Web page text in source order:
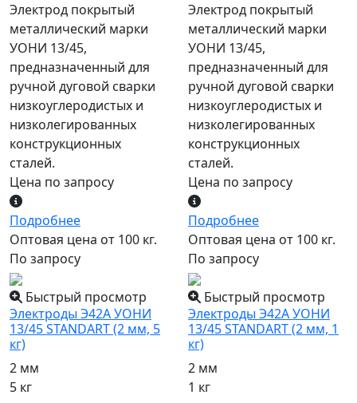
Электрод покрытый
металлический марки
УОНИ 13/45,
предназначенный для
ручной дуговой сварки
низкоуглеродистых и
низколегированных
конструкционных
сталей.
Цена по запросу
Подробнее
Оптовая цена от 100 кг.
По запросу
Электрод покрытый
металлический марки
УОНИ 13/45,
предназначенный для
ручной дуговой сварки
низкоуглеродистых и
низколегированных
конструкционных
сталей.
Цена по запросу
Подробнее
Оптовая цена от 100 кг.
По запросу
Быстрый просмотр
Электроды Э42А УОНИ
13/45 STANDART (2 мм, 5
кг)
2 мм
5 кг
Быстрый просмотр
Электроды Э42А УОНИ
13/45 STANDART (2 мм, 1
кг)
2 мм
1 кг